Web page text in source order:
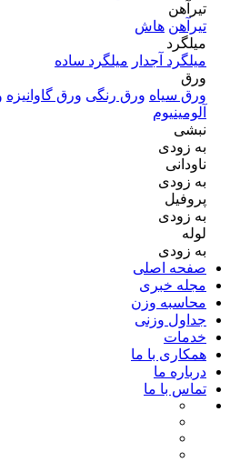
تیرآهن
تیرآهن هاش
میلگرد
میلگرد آجدار میلگرد ساده
ورق
ورق سیاه ورق رنگی ورق گاوانیزه
آلومینیوم
نبشی
به زودی
ناودانی
به زودی
پروفیل
به زودی
لوله
به زودی
صفحه اصلی
مجله خبری
محاسبه وزن
جداول وزنی
خدمات
همکاری با ما
درباره ما
تماس با ما